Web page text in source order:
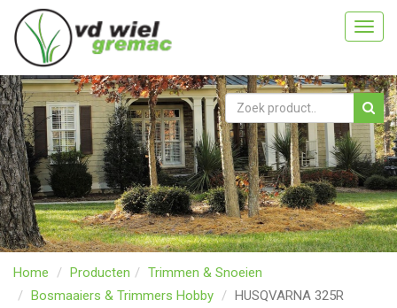
Home Producten
Trimmen & Snoeien
Bosmaaiers & Trimmers Hobby
HUSQVARNA 325R